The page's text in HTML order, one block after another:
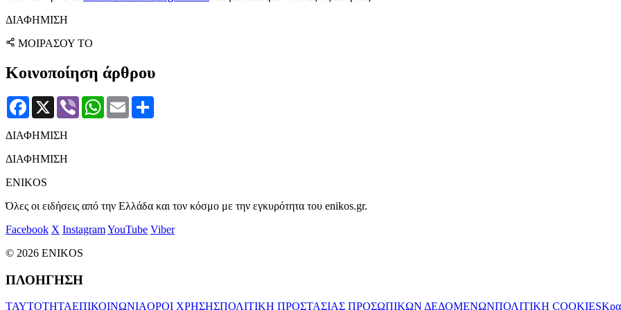
ΔΙΑΦΗΜΙΣΗ
ΜΟΙΡΑΣΟΥ ΤΟ
Κοινοποίηση άρθρου
Facebook
X Viber WhatsApp
Email
ΔΙΑΦΗΜΙΣΗ
ΔΙΑΦΗΜΙΣΗ
ENIKOS
Όλες οι ειδήσεις από την Ελλάδα και τον κόσμο με την εγκυρότητα του enikos.gr.
Facebook X InstagramYouTube Viber
© 2026 ENIKOS
ΠΛΟΗΓΗΣΗ
ΤΑΥΤΟΤΗΤΑΕΠΙΚΟΙΝΩΝΙΑΟΡΟΙ ΧΡΗΣΗΣΠΟΛΙΤΙΚΗ ΠΡΟΣΤΑΣΙΑΣ ΠΡΟΣΩΠΙΚΩΝ ΔΕΔΟΜΕΝΩΝΠΟΛΙΤΙΚΗ COOKIES